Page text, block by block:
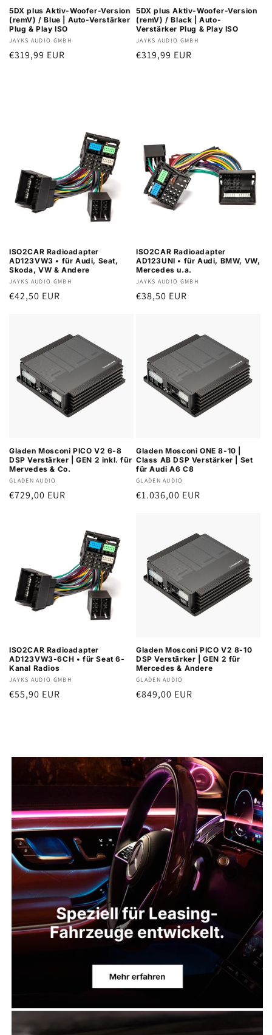
5DX plus Aktiv-Woofer-Version
(remV) / Blue | Auto-Verstärker
Plug & Play ISO
Anbieter:
JAYKS AUDIO GMBH
Normaler
€319,99 EUR
5DX plus Aktiv-Woofer-Version
(remV) / Black | Auto-
Verstärker Plug & Play ISO
Anbieter:
JAYKS AUDIO GMBH
Normaler
€319,99 EUR
ISO2CAR Radioadapter
AD123VW3 • für Audi, Seat,
Skoda, VW & Andere
Anbieter:
JAYKS AUDIO GMBH
Normaler
€42,50 EUR
ISO2CAR Radioadapter
AD123UNI • für Audi, BMW, VW,
Mercedes u.a.
Anbieter:
JAYKS AUDIO GMBH
Normaler
€38,50 EUR
Gladen Mosconi PICO V2 6-8
DSP Verstärker | GEN 2 inkl. für
Mervedes & Co.
Anbieter:
GLADEN AUDIO
Normaler
€729,00 EUR
Gladen Mosconi ONE 8-10 |
Class AB DSP Verstärker | Set
für Audi A6 C8
Anbieter:
GLADEN AUDIO
Normaler
€1.036,00 EUR
ISO2CAR Radioadapter
AD123VW3-6CH • für Seat 6-
Kanal Radios
Anbieter:
JAYKS AUDIO GMBH
Normaler
€55,90 EUR
Gladen Mosconi PICO V2 8-10
DSP Verstärker | GEN 2 für
Mercedes & Andere
Anbieter:
GLADEN AUDIO
Normaler
€849,00 EUR